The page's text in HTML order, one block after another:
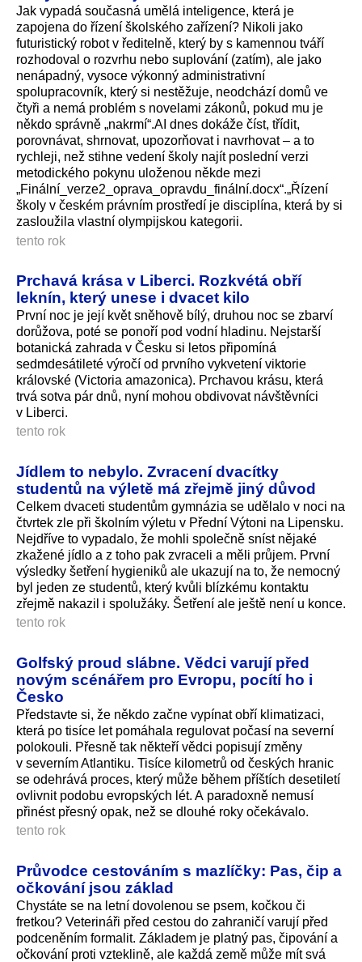
Jak vypadá současná umělá inteligence, která je
zapojena do řízení školského zařízení? Nikoli jako
futuristický robot v ředitelně, který by s kamennou tváří
rozhodoval o rozvrhu nebo suplování (zatím), ale jako
nenápadný, vysoce výkonný administrativní
spolupracovník, který si nestěžuje, neodchází domů ve
čtyři a nemá problém s novelami zákonů, pokud mu je
někdo správně „nakrmí“.AI dnes dokáže číst, třídit,
porovnávat, shrnovat, upozorňovat i navrhovat – a to
rychleji, než stihne vedení školy najít poslední verzi
metodického pokynu uloženou někde mezi
„Finální_verze2_o­prava_opravdu_fi­nální.docx“.„Ří­zení
školy v českém právním prostředí je disciplína, která by si
zasloužila vlastní olympijskou kategorii.
tento rok
Prchavá krása v Liberci. Rozkvétá obří
leknín, který unese i dvacet kilo
První noc je její květ sněhově bílý, druhou noc se zbarví
dorůžova, poté se ponoří pod vodní hladinu. Nejstarší
botanická zahrada v Česku si letos připomíná
sedmdesátileté výročí od prvního vykvetení viktorie
královské (Victoria amazonica). Prchavou krásu, která
trvá sotva pár dnů, nyní mohou obdivovat návštěvníci
v Liberci.
tento rok
Jídlem to nebylo. Zvracení dvacítky
studentů na výletě má zřejmě jiný důvod
Celkem dvaceti studentům gymnázia se udělalo v noci na
čtvrtek zle při školním výletu v Přední Výtoni na Lipensku.
Nejdříve to vypadalo, že mohli společně sníst nějaké
zkažené jídlo a z toho pak zvraceli a měli průjem. První
výsledky šetření hygieniků ale ukazují na to, že nemocný
byl jeden ze studentů, který kvůli blízkému kontaktu
zřejmě nakazil i spolužáky. Šetření ale ještě není u konce.
tento rok
Golfský proud slábne. Vědci varují před
novým scénářem pro Evropu, pocítí ho i
Česko
Představte si, že někdo začne vypínat obří klimatizaci,
která po tisíce let pomáhala regulovat počasí na severní
polokouli. Přesně tak někteří vědci popisují změny
v severním Atlantiku. Tisíce kilometrů od českých hranic
se odehrává proces, který může během příštích desetiletí
ovlivnit podobu evropských lét. A paradoxně nemusí
přinést přesný opak, než se dlouhé roky očekávalo.
tento rok
Průvodce cestováním s mazlíčky: Pas, čip a
očkování jsou základ
Chystáte se na letní dovolenou se psem, kočkou či
fretkou? Veterináři před cestou do zahraničí varují před
podceněním formalit. Základem je platný pas, čipování a
očkování proti vzteklině, ale každá země může mít svá